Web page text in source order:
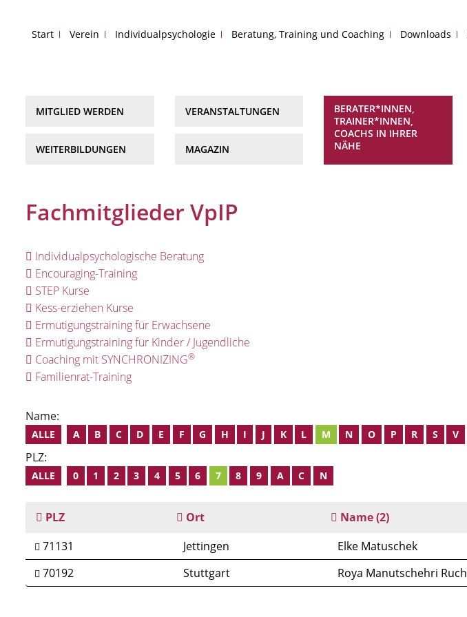
Start Verein Individualpsychologie Beratung, Training und Coaching Downloads
MITGLIED WERDEN
WEITERBILDUNGEN
VERANSTALTUNGEN
MAGAZIN
BERATER*INNEN,
TRAINER*INNEN,
COACHS IN IHRER
NÄHE
Fachmitglieder VpIP
Individualpsychologische Beratung
Encouraging-Training
STEP Kurse
Kess-erziehen Kurse
Ermutigungstraining für Erwachsene
Ermutigungstraining für Kinder / Jugendliche
Coaching mit SYNCHRONIZING®
Familienrat-Training
Name:
ALLE A B C D E F G H I J K L M N O P R S V
PLZ:
ALLE 0 1 2 3 4 5 6 7 8 9 A C N
PLZ Ort Name(2)
71131
Jettingen
Elke Matuschek
70192
Stuttgart Roya Manutschehri Ruch